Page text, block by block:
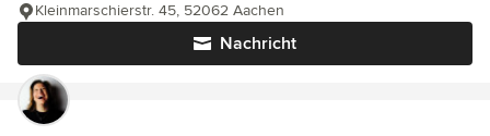
Nachricht
Kleinmarschierstr. 45, 52062 Aachen